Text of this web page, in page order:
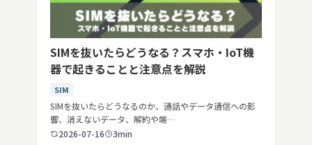
SIMを抜いたらどうなる？スマホ・IoT機
器で起きることと注意点を解説
SIM
SIMを抜いたらどうなるのか、通話やデータ通信への影
響、消えないデータ、解約や端…
2026-07-16
3min